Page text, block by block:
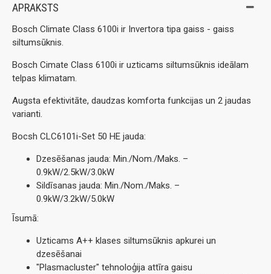
APRAKSTS
Bosch Climate Class 6100i ir Invertora tipa gaiss - gaiss
siltumsūknis.
Bosch Cimate Class 6100i ir uzticams siltumsūknis ideālam
telpas klimatam.
Augsta efektivitāte, daudzas komforta funkcijas un 2 jaudas
varianti.
Bocsh CLC6101i-Set 50 HE jauda:
Dzesēšanas jauda: Min./Nom./Maks. –
0.9kW/2.5kW/3.0kW
Sildīsanas jauda: Min./Nom./Maks. –
0.9kW/3.2kW/5.0kW
Īsumā:
Uzticams A++ klases siltumsūknis apkurei un
dzesēšanai
"Plasmacluster" tehnoloģija attīra gaisu